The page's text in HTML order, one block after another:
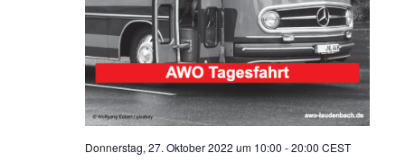
Donnerstag, 27. Oktober 2022 um 10:00 -20:00 CEST